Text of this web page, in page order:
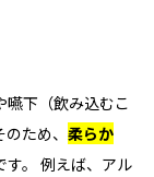
嚥下（飲み込むこ
ため、 柔らか
す。 例えば、アル